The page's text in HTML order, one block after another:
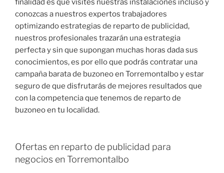
finalidad es que visites nuestras instalaciones incluso y
conozcas a nuestros expertos trabajadores
optimizando estrategias de reparto de publicidad,
nuestros profesionales trazarán una estrategia
perfecta y sin que supongan muchas horas dada sus
conocimientos, es por ello que podrás contratar una
campaña barata de buzoneo en Torremontalbo y estar
seguro de que disfrutarás de mejores resultados que
con la competencia que tenemos de reparto de
buzoneo en tu localidad.
Ofertas en reparto de publicidad para
negocios en Torremontalbo